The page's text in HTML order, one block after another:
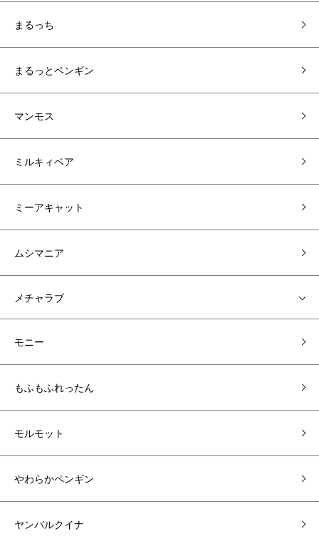
まるっち
まるっとペンギン
マンモス
ミルキィベア
ミーアキャット
ムシマニア
メチャラブ
モニー
もふもふれったん
モルモット
やわらかペンギン
ヤンバルクイナ